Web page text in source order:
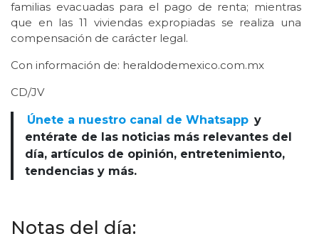
familias evacuadas para el pago de renta; mientras
que en las 11 viviendas expropiadas se realiza una
compensación de carácter legal.
Con información de: heraldodemexico.com.mx
CD/JV
Únete a nuestro canal de Whatsapp y
entérate de las noticias más relevantes del
día, artículos de opinión, entretenimiento,
tendencias y más.
Notas del día: